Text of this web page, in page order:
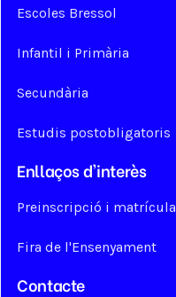
Escoles Bressol
Infantil i Primària
Secundària
Estudis postobligatoris
Enllaços d'interès
Preinscripció i matrícula
Fira de l'Ensenyament
Contacte